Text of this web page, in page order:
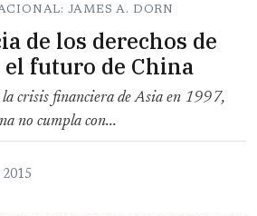
JAMES A. DORN
de los derechos de
futuro de China
la crisis financiera de Asia en 1997,
no cumpla con...
2015